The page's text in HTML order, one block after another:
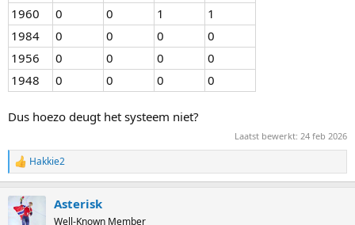
1960
0 0 1
1
1984
0 0 0
0
1956
0 0 0
0
1948
0 0 0 0
Dus hoezo deugt het systeem niet?
Laatst bewerkt: 24 feb 2026
R
e
c
t
Hakkie2
Asterisk
Well-Known Member